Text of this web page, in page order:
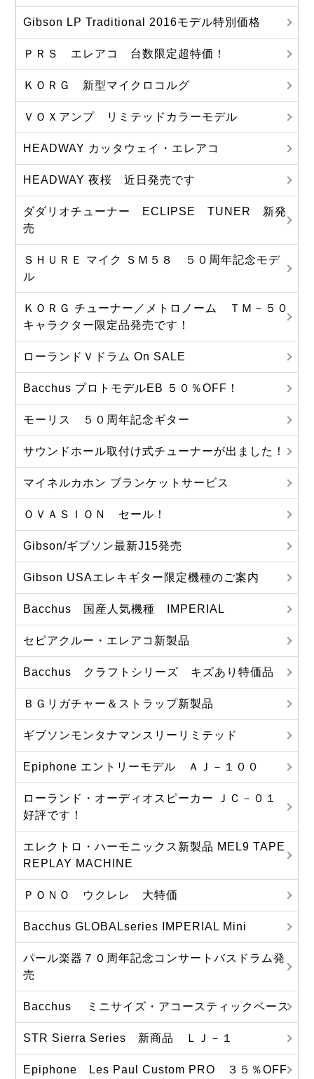
Gibson LP Traditional 2016モデル特別価格
ＰＲＳ エレアコ 台数限定超特価！
ＫＯＲＧ 新型マイクロコルグ
ＶＯＸアンプ リミテッドカラーモデル
HEADWAY カッタウェイ・エレアコ
HEADWAY 夜桜 近日発売です
ダダリオチューナー ECLIPSE TUNER 新発
売
ＳＨＵＲＥ マイク ＳＭ５８ ５０周年記念モデ
ル
ＫＯＲＧ チューナー／メトロノーム ＴＭ－５０
キャラクター限定品発売です！
ローランドＶドラム On SALE
Bacchus プロトモデルEB ５０％OFF！
モーリス ５０周年記念ギター
サウンドホール取付け式チューナーが出ました！
マイネルカホン ブランケットサービス
ＯＶＡＳＩＯＮ セール！
Gibson/ギブソン最新J15発売
Gibson USAエレキギター限定機種のご案内
Bacchus 国産人気機種 IMPERIAL
セピアクルー・エレアコ新製品
Bacchus クラフトシリーズ キズあり特価品
ＢＧリガチャー＆ストラップ新製品
ギブソンモンタナマンスリーリミテッド
Epiphone エントリーモデル ＡＪ－１００
ローランド・オーディオスピーカー ＪＣ－０１
好評です！
エレクトロ・ハーモニックス新製品 MEL9 TAPE
REPLAY MACHINE
ＰＯＮＯ ウクレレ 大特価
Bacchus GLOBALseries IMPERIAL Mini
パール楽器７０周年記念コンサートバスドラム発
売
Bacchus ミニサイズ・アコースティックベース
STR Sierra Series 新商品 ＬＪ－１
Epiphone Les Paul Custom PRO ３５％OFF